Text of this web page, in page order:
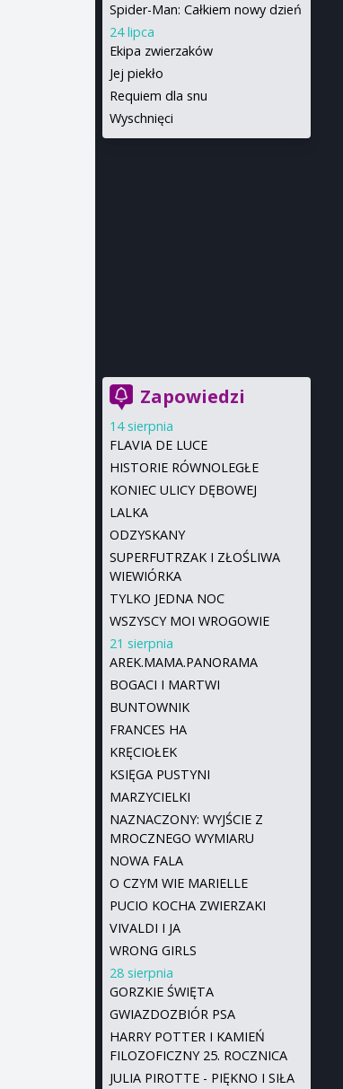
Spider-Man: Całkiem nowy dzień
24 lipca
Ekipa zwierzaków
Jej piekło
Requiem dla snu
Wyschnięci
Zapowiedzi
14 sierpnia
FLAVIA DE LUCE
HISTORIE RÓWNOLEGŁE
KONIEC ULICY DĘBOWEJ
LALKA
ODZYSKANY
SUPERFUTRZAK I ZŁOŚLIWA
WIEWIÓRKA
TYLKO JEDNA NOC
WSZYSCY MOI WROGOWIE
21 sierpnia
AREK.MAMA.PANORAMA
BOGACI I MARTWI
BUNTOWNIK
FRANCES HA
KRĘCIOŁEK
KSIĘGA PUSTYNI
MARZYCIELKI
NAZNACZONY: WYJŚCIE Z
MROCZNEGO WYMIARU
NOWA FALA
O CZYM WIE MARIELLE
PUCIO KOCHA ZWIERZAKI
VIVALDI I JA
WRONG GIRLS
28 sierpnia
GORZKIE ŚWIĘTA
GWIAZDOZBIÓR PSA
HARRY POTTER I KAMIEŃ
FILOZOFICZNY 25. ROCZNICA
JULIA PIROTTE - PIĘKNO I SIŁA